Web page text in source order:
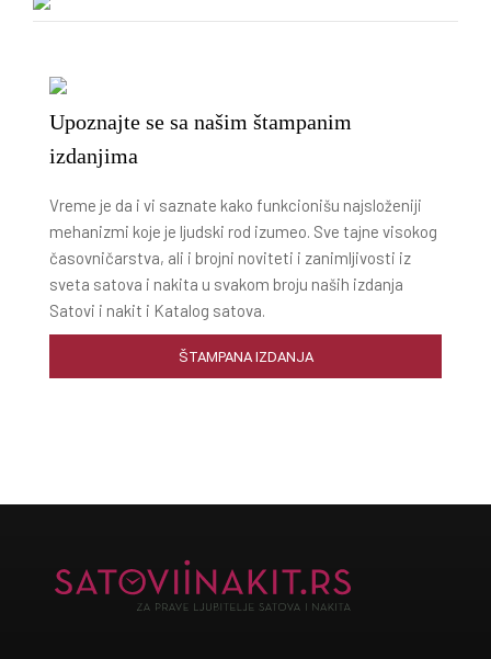
Upoznajte se sa našim štampanim
izdanjima
Vreme je da i vi saznate kako funkcionišu najsloženiji
mehanizmi koje je ljudski rod izumeo. Sve tajne visokog
časovničarstva, ali i brojni noviteti i zanimljivosti iz
sveta satova i nakita u svakom broju naših izdanja
Satovi i nakit i Katalog satova.
ŠTAMPANA IZDANJA